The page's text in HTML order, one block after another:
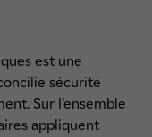
est une
sécurité
Sur l’ensemble
appliquent